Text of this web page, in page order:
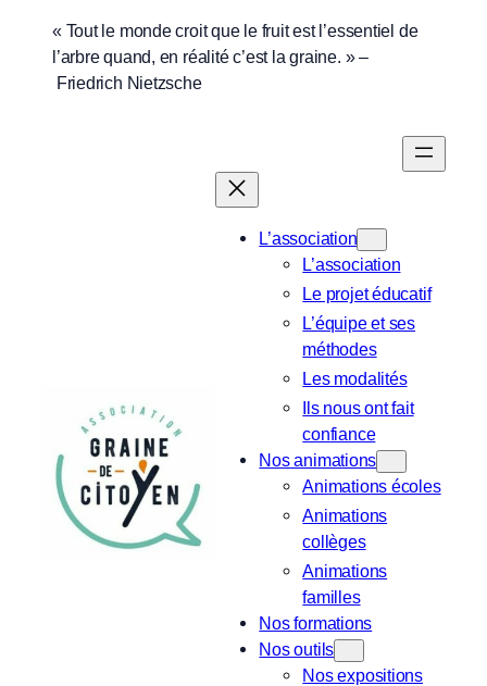
contenu
« Tout le monde croit que le fruit est l’essentiel de
l’arbre quand, en réalité c’est la graine. » –
Friedrich Nietzsche
L’association
L’association
Le projet éducatif
L’équipe et ses
méthodes
Les modalités
Ils nous ont fait
confiance
Nos animations
Animations écoles
Animations
collèges
Animations
familles
Nos formations
Nos outils
Nos expositions